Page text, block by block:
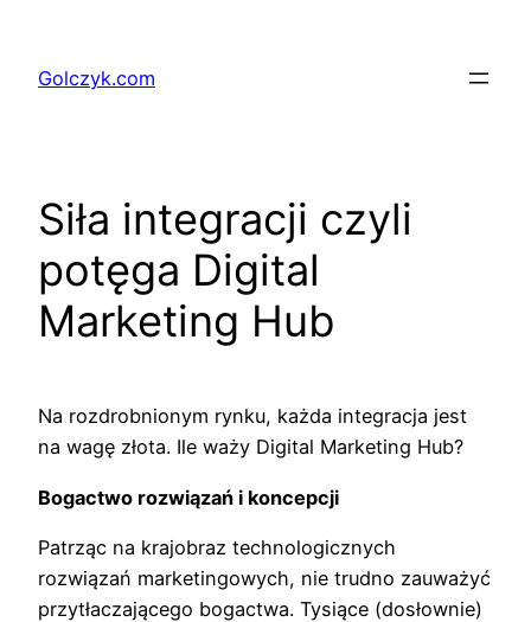
treściGolczyk.com
Siła integracji czyli
potęga Digital
Marketing Hub
Na rozdrobnionym rynku, każda integracja jest
na wagę złota. Ile waży Digital Marketing Hub?
Bogactwo rozwiązań i koncepcji
Patrząc na krajobraz technologicznych
rozwiązań marketingowych, nie trudno zauważyć
przytłaczającego bogactwa. Tysiące (dosłownie)